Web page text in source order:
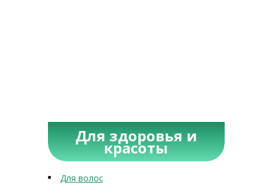
Для здоровья и
красоты
Для волос